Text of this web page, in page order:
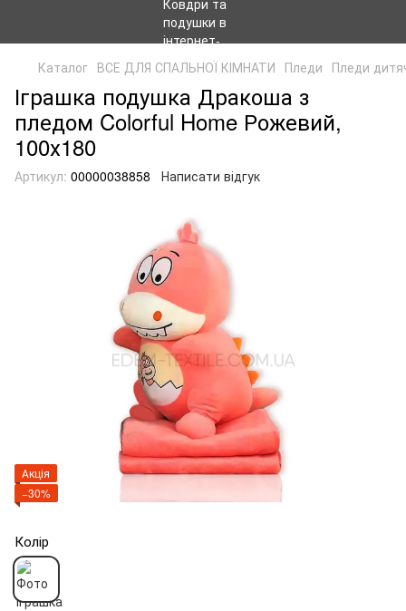
Каталог ВСЕ ДЛЯ СПАЛЬНОЇ КІМНАТИ Пледи Пледи
Іграшка подушка Дракоша з
пледом Colorful Home Рожевий,
100х180
Артикул: 00000038858 Написати відгук
Акція
−30%
Колір